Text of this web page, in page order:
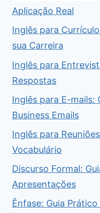
Aplicação Real
Inglês para
sua Carreira
Inglês para
Respostas
Inglês para E-mails:
Business Emails
Inglês para
Vocabulário
Discurso Formal:
Apresentações
Ênfase: Guia